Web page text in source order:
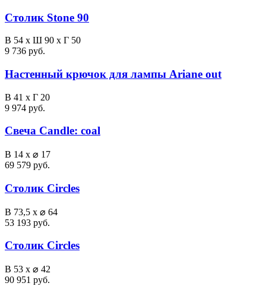
Столик Stone 90
В 54 х Ш 90 х Г 50
9 736 руб.
Настенный крючок для лампы Ariane out
В 41 x Г 20
9 974 руб.
Свеча Candle: coal
В 14 x ⌀ 17
69 579 руб.
Столик Circles
В 73,5 x ⌀ 64
53 193 руб.
Столик Circles
В 53 x ⌀ 42
90 951 руб.